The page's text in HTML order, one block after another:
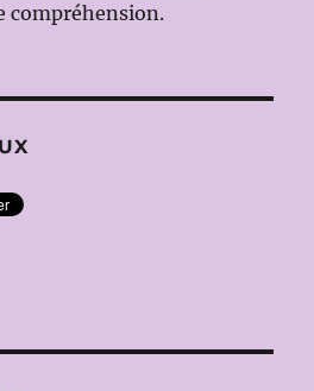
compréhension.